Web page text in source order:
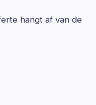
hangt af van de